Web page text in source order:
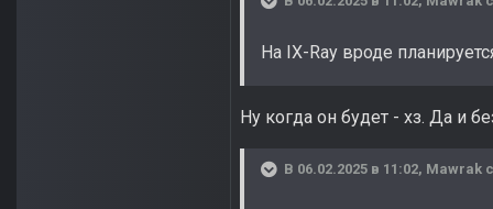
На IX-Ray вроде
Ну когда он будет - хз. Да и
В 06.02.2025 в 11:02, Mawrak